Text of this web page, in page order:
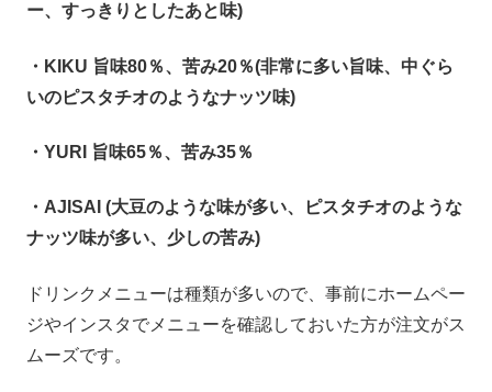
ー、すっきりとしたあと味)
・KIKU 旨味80％、苦み20％(非常に多い旨味、中ぐら
いのピスタチオのようなナッツ味)
・YURI 旨味65％、苦み35％
・AJISAI (大豆のような味が多い、ピスタチオのような
ナッツ味が多い、少しの苦み)
ドリンクメニューは種類が多いので、事前にホームペー
ジやインスタでメニューを確認しておいた方が注文がス
ムーズです。